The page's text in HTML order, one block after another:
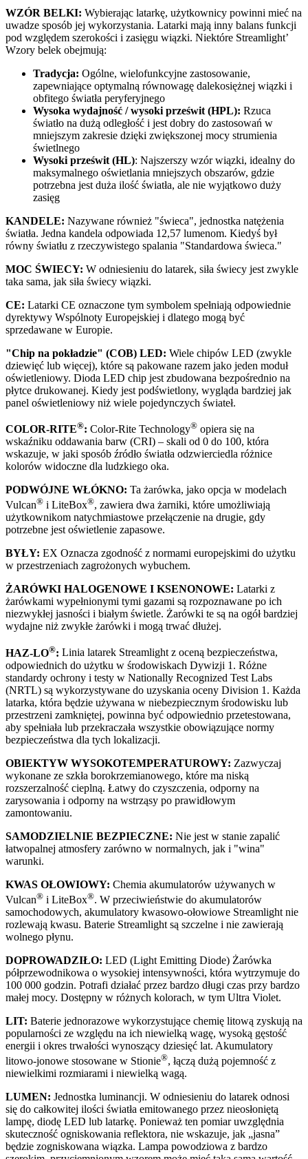
WZÓR BELKI: Wybierając latarkę, użytkownicy powinni mieć na
uwadze sposób jej wykorzystania. Latarki mają inny balans funkcji
pod względem szerokości i zasięgu wiązki. Niektóre Streamlight’
Wzory belek obejmują:
Tradycja: Ogólne, wielofunkcyjne zastosowanie,
zapewniające optymalną równowagę dalekosiężnej wiązki i
obfitego światła peryferyjnego
Wysoka wydajność / wysoki prześwit (HPL): Rzuca
światło na dużą odległość i jest dobry do zastosowań w
mniejszym zakresie dzięki zwiększonej mocy strumienia
świetlnego
Wysoki prześwit (HL): Najszerszy wzór wiązki, idealny do
maksymalnego oświetlania mniejszych obszarów, gdzie
potrzebna jest duża ilość światła, ale nie wyjątkowo duży
zasięg
KANDELE: Nazywane również świeca , jednostka natężenia
światła. Jedna kandela odpowiada 12,57 lumenom. Kiedyś był
równy światłu z rzeczywistego spalania
Standardowa świeca.
MOC ŚWIECY: W odniesieniu do latarek, siła świecy jest zwykle
taka sama, jak siła świecy wiązki.
CE: Latarki CE oznaczone tym symbolem spełniają odpowiednie
dyrektywy Wspólnoty Europejskiej i dlatego mogą być
sprzedawane w Europie.
"Chip na pokładzie" (COB) LED: Wiele chipów LED (zwykle
dziewięć lub więcej), które są pakowane razem jako jeden moduł
oświetleniowy. Dioda LED chip jest zbudowana bezpośrednio na
płytce drukowanej. Kiedy jest podświetlony, wygląda bardziej jak
panel oświetleniowy niż wiele pojedynczych świateł.
COLOR-RITE®: Color-Rite Technology® opiera się na
wskaźniku oddawania barw (CRI) – skali od 0 do 100, która
wskazuje, w jaki sposób źródło światła odzwierciedla różnice
kolorów widoczne dla ludzkiego oka.
PODWÓJNE WŁÓKNO: Ta żarówka, jako opcja w modelach
Vulcan® i LiteBox®, zawiera dwa żarniki, które umożliwiają
użytkownikom natychmiastowe przełączenie na drugie, gdy
potrzebne jest oświetlenie zapasowe.
BYŁY: EX Oznacza zgodność z normami europejskimi do użytku
w przestrzeniach zagrożonych wybuchem.
ŻARÓWKI HALOGENOWE I KSENONOWE: Latarki z
żarówkami wypełnionymi tymi gazami są rozpoznawane po ich
niezwykłej jasności i białym świetle. Żarówki te są na ogół bardziej
wydajne niż zwykłe żarówki i mogą trwać dłużej.
HAZ-LO®: Linia latarek Streamlight z oceną bezpieczeństwa,
odpowiednich do użytku w środowiskach Dywizji 1. Różne
standardy ochrony i testy w Nationally Recognized Test Labs
(NRTL) są wykorzystywane do uzyskania oceny Division 1. Każda
latarka, która będzie używana w niebezpiecznym środowisku lub
przestrzeni zamkniętej, powinna być odpowiednio przetestowana,
aby spełniała lub przekraczała wszystkie obowiązujące normy
bezpieczeństwa dla tych lokalizacji.
OBIEKTYW WYSOKOTEMPERATUROWY: Zazwyczaj
wykonane ze szkła borokrzemianowego, które ma niską
rozszerzalność cieplną. Łatwy do czyszczenia, odporny na
zarysowania i odporny na wstrząsy po prawidłowym
zamontowaniu.
SAMODZIELNIE BEZPIECZNE: Nie jest w stanie zapalić
łatwopalnej atmosfery zarówno w normalnych, jak i
wina
warunki.
KWAS OŁOWIOWY: Chemia akumulatorów używanych w
Vulcan® i LiteBox®. W przeciwieństwie do akumulatorów
samochodowych, akumulatory kwasowo-ołowiowe Streamlight nie
rozlewają kwasu. Baterie Streamlight są szczelne i nie zawierają
wolnego płynu.
DOPROWADZIŁO: LED (Light Emitting Diode) Żarówka
półprzewodnikowa o wysokiej intensywności, która wytrzymuje do
100 000 godzin. Potrafi działać przez bardzo długi czas przy bardzo
małej mocy. Dostępny w różnych kolorach, w tym Ultra Violet.
LIT: Baterie jednorazowe wykorzystujące chemię litową zyskują na
popularności ze względu na ich niewielką wagę, wysoką gęstość
energii i okres trwałości wynoszący dziesięć lat. Akumulatory
litowo-jonowe stosowane w Stionie®, łączą dużą pojemność z
niewielkimi rozmiarami i niewielką wagą.
LUMEN: Jednostka luminancji. W odniesieniu do latarek odnosi
się do całkowitej ilości światła emitowanego przez nieosłoniętą
lampę, diodę LED lub latarkę. Ponieważ ten pomiar uwzględnia
skuteczność ogniskowania reflektora, nie wskazuje, jak „jasna”
będzie zogniskowana wiązka. Lampa powodziowa z bardzo